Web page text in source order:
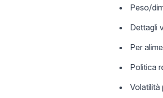
Peso/
Dettagli
Per
Politica
Volatilità